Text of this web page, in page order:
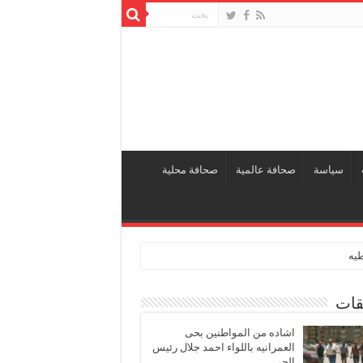
سياسة صحافة عالمية صحافة محلية
اشاده من المواطنين بحى
العمرانيه باللواء احمد جلال رئيس